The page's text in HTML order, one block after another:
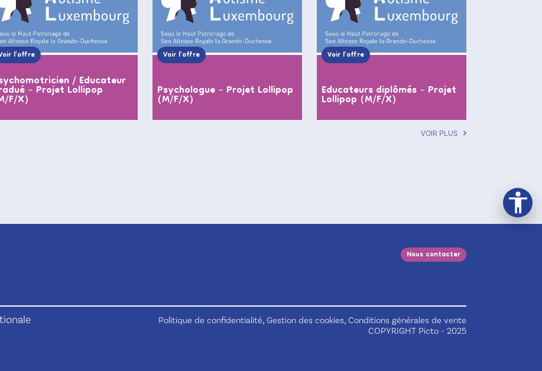
l’offre
/ Educateur
– Projet Lollipop
F/X)
Voir l’offre
Psychologue – Projet Lollipop
(M/F/X)
Voir l’offre
Educateurs diplômés – Projet
Lollipop (M/F/X)
VOIR PLUS
Nous contacter
Politique de confidentialité, Gestion des cookies, Conditions générales de vente
COPYRIGHT Picto - 2025